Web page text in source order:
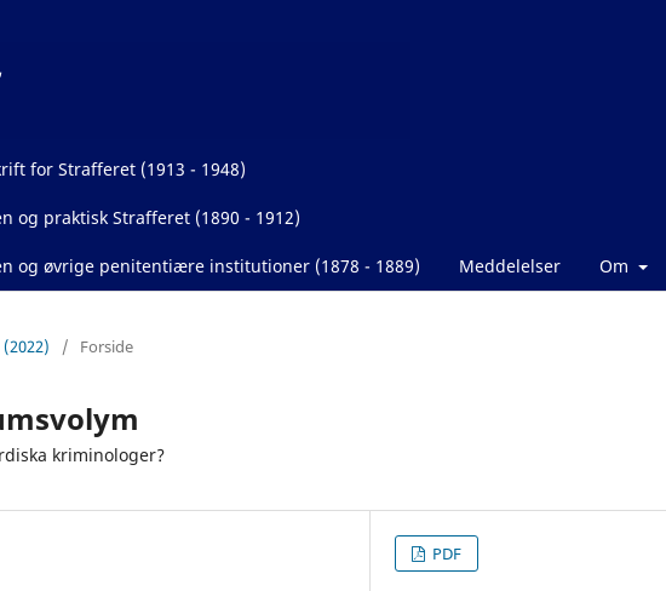
for Strafferet (1913 - 1948)
og praktisk Strafferet (1890 - 1912)
og øvrige penitentiære institutioner (1878 - 1889) Meddelelser Om
/ Forside
kriminologer?
PDF